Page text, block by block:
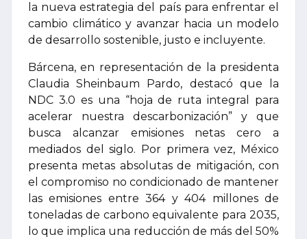
la nueva estrategia del país para enfrentar el
cambio climático y avanzar hacia un modelo
de desarrollo sostenible, justo e incluyente.
Bárcena, en representación de la presidenta
Claudia Sheinbaum Pardo, destacó que la
NDC 3.0 es una “hoja de ruta integral para
acelerar nuestra descarbonización” y que
busca alcanzar emisiones netas cero a
mediados del siglo. Por primera vez, México
presenta metas absolutas de mitigación, con
el compromiso no condicionado de mantener
las emisiones entre 364 y 404 millones de
toneladas de carbono equivalente para 2035,
lo que implica una reducción de más del 50%